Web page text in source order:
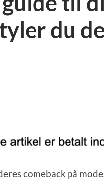
du
comeback på